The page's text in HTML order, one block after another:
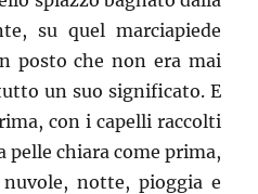
su quel marciapiede
posto che non era mai
un suo significato. E
con i capelli raccolti
pelle chiara come prima,
notte, pioggia e